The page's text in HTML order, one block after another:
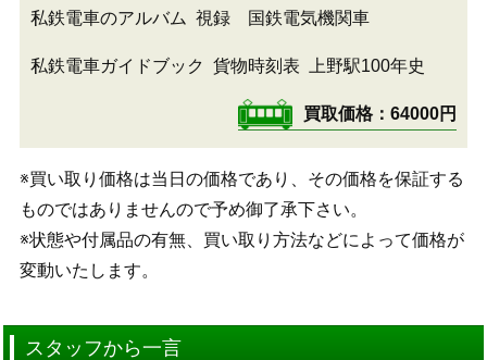
私鉄電車のアルバム 視録 国鉄電気機関車
私鉄電車ガイドブック 貨物時刻表 上野駅100年史
買取価格 64000円
※買い取り価格は当日の価格であり、その価格を保証する
ものではありませんので予め御了承下さい。
※状態や付属品の有無、買い取り方法などによって価格が
変動いたします。
スタッフから一言